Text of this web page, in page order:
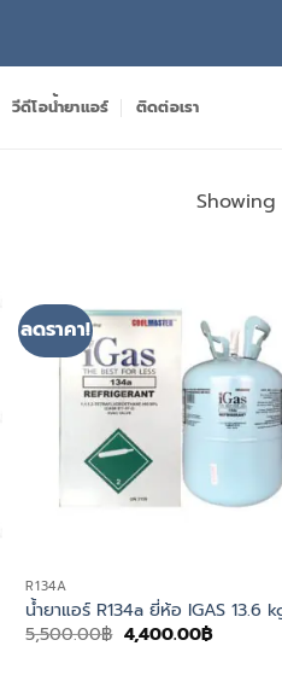
วีดีโอน้ำยาแอร์ ติดต่อเรา
ลดราคา!
R134A
น้ำยาแอร์ R134a ยี่ห้อ IGAS 13.6
5,500.00฿ Original
price
4,400.00฿Current